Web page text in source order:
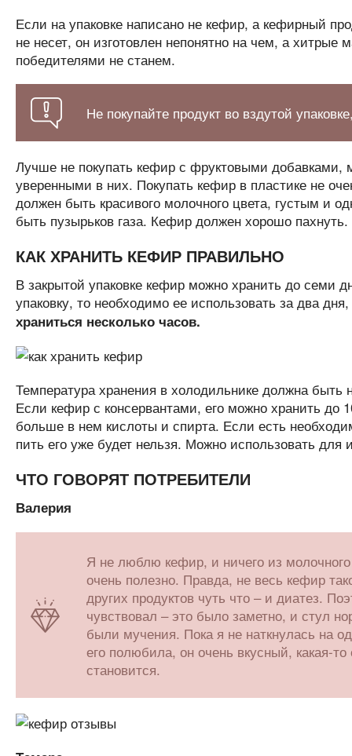
Если на упаковке написано не кефир, а кефирный
не несет, он изготовлен непонятно на чем, а хитрые
победителями не станем.
Не покупайте продукт во вздутой
Лучше не покупать кефир с фруктовыми
уверенными в них. Покупать кефир в пластике не
должен быть красивого молочного цвета, густым и
быть пузырьков газа. Кефир должен хорошо пахнуть.
КАК ХРАНИТЬ КЕФИР ПРАВИЛЬНО
В закрытой упаковке кефир можно хранить до семи
упаковку, то необходимо ее использовать за два
храниться несколько часов.
Температура хранения в холодильнике должна быть
Если кефир с консервантами, его можно хранить
больше в нем кислоты и спирта. Если есть
пить его уже будет нельзя. Можно использовать для
ЧТО ГОВОРЯТ ПОТРЕБИТЕЛИ
Валерия
Я не люблю кефир, и ничего из
очень полезно. Правда, не весь кефир
других продуктов чуть что – и диатез.
чувствовал – это было заметно, и стул
были мучения. Пока я не наткнулась на
его полюбила, он очень вкусный, какая-
становится.